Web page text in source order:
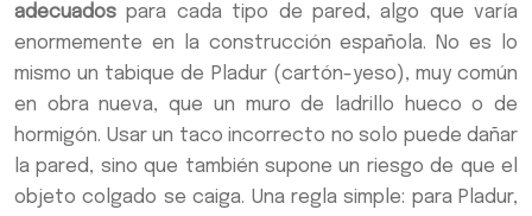
adecuados para cada tipo de pared, algo que varía
enormemente en la construcción española. No es lo
mismo un tabique de Pladur (cartón-yeso), muy común
en obra nueva, que un muro de ladrillo hueco o de
hormigón. Usar un taco incorrecto no solo puede dañar
la pared, sino que también supone un riesgo de que el
objeto colgado se caiga. Una regla simple: para Pladur,